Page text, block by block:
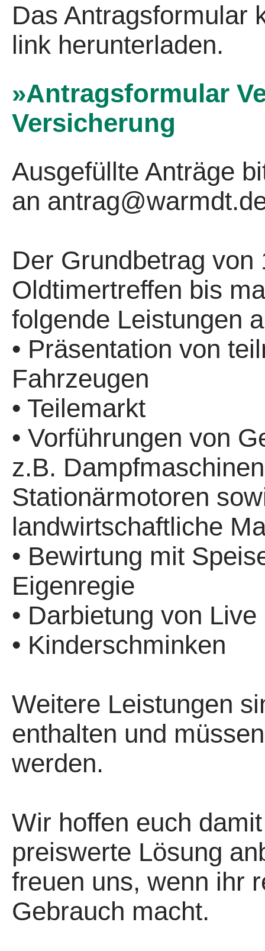
Das Antragsformular
link herunterladen.
»Antragsformular
Versicherung
Ausgefüllte Anträge
an
Der Grundbetrag
Oldtimertreffen bis
folgende Leistungen
• Präsentation von
Fahrzeugen
• Teilemarkt
• Vorführungen von
z.B.
Stationärmotoren
landwirtschaftliche
• Bewirtung mit
Eigenregie
• Darbietung von
• Kinderschminken
Weitere Leistungen
enthalten und
werden.
Wir hoffen euch
preiswerte Lösung
freuen uns, wenn ihr
Gebrauch macht.